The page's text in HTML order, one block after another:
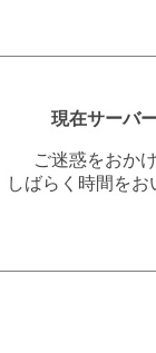
現在サーバ
ご迷惑をおか
しばらく時間を